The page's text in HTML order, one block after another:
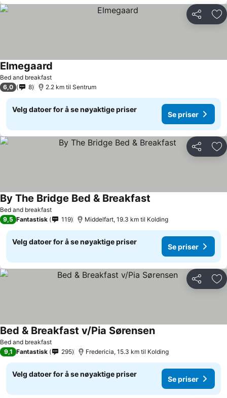
Del
Bed and breakfast
Elmegaard
6,0 8 2.2 km til Sentrum
Velg datoer for å se nøyaktige priser
Se priser
Del
Bed and breakfast
By The Bridge Bed & Breakfast
9,5 Fantastisk 119 Middelfart, 19.3 km til Kolding
Velg datoer for å se nøyaktige priser
Se priser
Del
Bed and breakfast
Bed & Breakfast v/Pia Sørensen
9,1 Fantastisk 295 Fredericia, 15.3 km til Kolding
Velg datoer for å se nøyaktige priser
Se priser